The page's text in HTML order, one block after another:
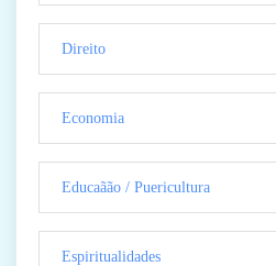
Direito
Economia
Educaãão / Puericultura
Espiritualidades